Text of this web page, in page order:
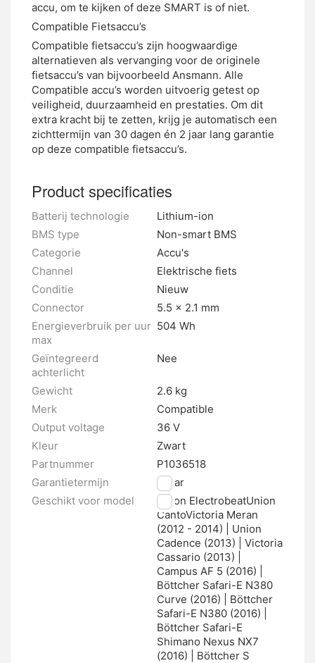
accu, om te kijken of deze SMART is of niet.
Compatible Fietsaccu’s
Compatible fietsaccu’s zijn hoogwaardige
alternatieven als vervanging voor de originele
fietsaccu’s van bijvoorbeeld Ansmann. Alle
Compatible accu’s worden uitvoerig getest op
veiligheid, duurzaamheid en prestaties. Om dit
extra kracht bij te zetten, krijg je automatisch een
zichttermijn van 30 dagen én 2 jaar lang garantie
op deze compatible fietsaccu’s.
Product specificaties
Batterij technologie
Lithium-ion
BMS type
Non-smart BMS
Categorie
Accu's
Channel
Elektrische fiets
Conditie
Nieuw
Connector
5.5 x 2.1 mm
Energieverbruik per uur
max
504 Wh
Geïntegreerd
achterlicht
Nee
Gewicht
2.6 kg
Merk
Compatible
Output voltage
36 V
Kleur
Zwart
Partnummer
P1036518
Garantietermijn
2 jaar
Geschikt voor model
Union ElectrobeatUnion
CantoVictoria Meran
(2012 - 2014) | Union
Cadence (2013) | Victoria
Cassario (2013) |
Campus AF 5 (2016) |
Böttcher Safari-E N380
Curve (2016) | Böttcher
Safari-E N380 (2016) |
Böttcher Safari-E
Shimano Nexus NX7
(2016) | Böttcher S